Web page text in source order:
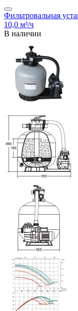
Фильтровальная
10,0 м³/ч
В наличии